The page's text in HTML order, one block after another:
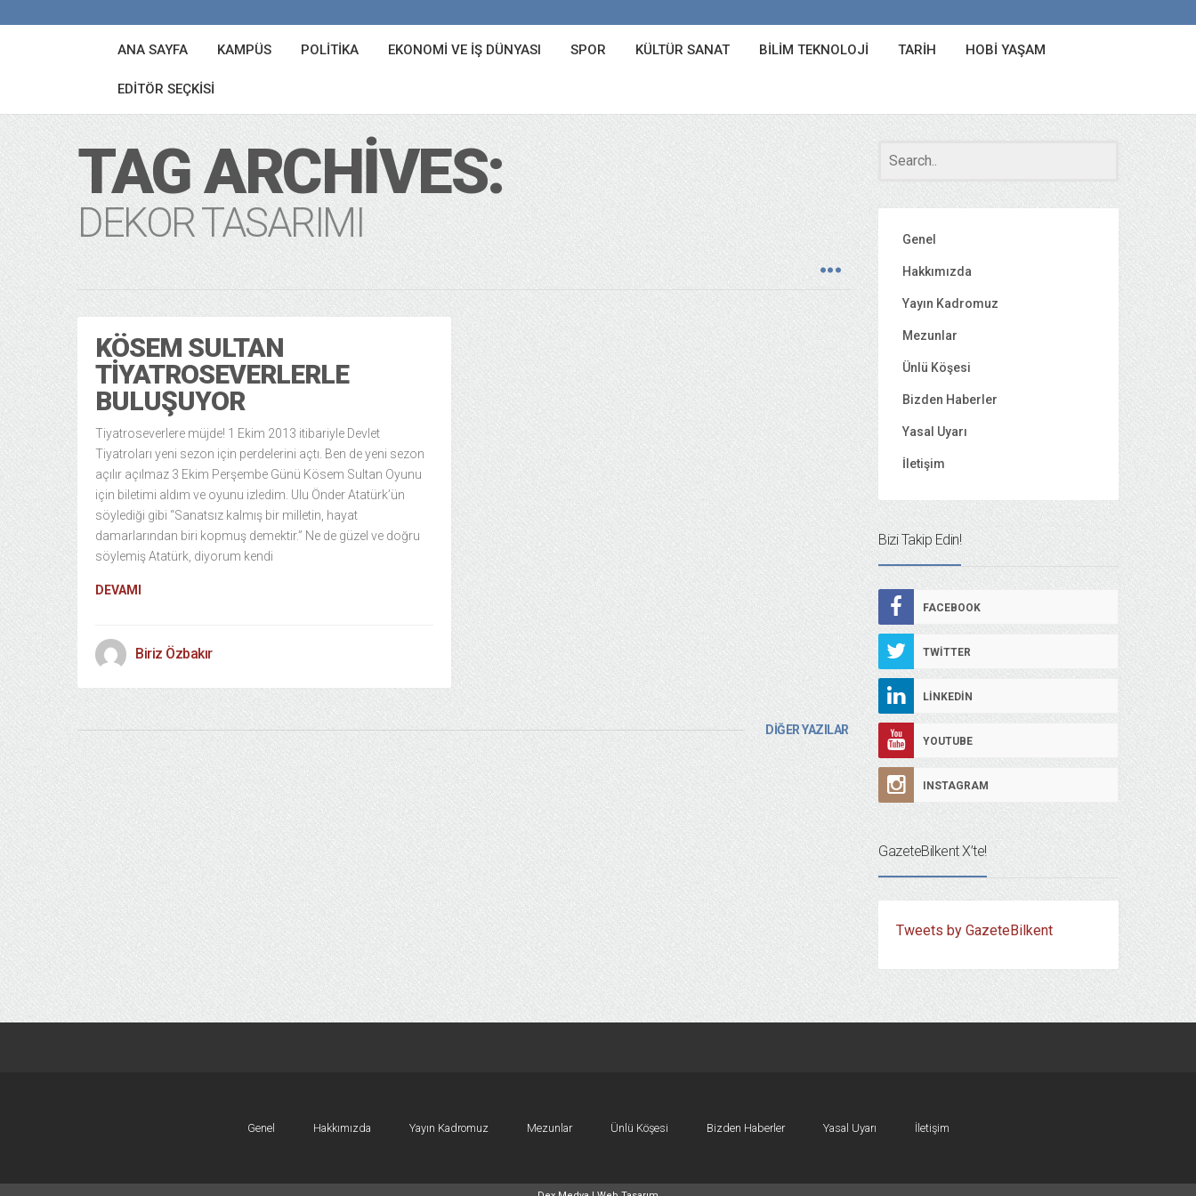
ANA SAYFA KAMPÜS POLITIKA EKONOMI VE İŞ DÜNYASI SPOR KÜLTÜR SANAT BILIM TEKNOLOJI TARIH HOBI YAŞAM
EDITÖR SEÇKISI
TAG ARCHIVES:
DEKOR TASARIMI
KÖSEM SULTAN
TIYATROSEVERLERLE
BULUŞUYOR
Tiyatroseverlere müjde! 1 Ekim 2013 itibariyle Devlet
Tiyatroları yeni sezon için perdelerini açtı. Ben de yeni sezon
açılır açılmaz 3 Ekim Perşembe Günü Kösem Sultan Oyunu
için biletimi aldım ve oyunu izledim. Ulu Önder Atatürk’ün
söylediği gibi “Sanatsız kalmış bir milletin, hayat
damarlarından biri kopmuş demektir.” Ne de güzel ve doğru
söylemiş Atatürk, diyorum kendi
DEVAMI
Biriz Özbakır
DİĞER YAZILAR
Genel
Hakkımızda
Yayın Kadromuz
Mezunlar
Ünlü Köşesi
Bizden Haberler
Yasal Uyarı
İletişim
Bizi Takip Edin!
FACEBOOK
TWITTER
LINKEDIN
YOUTUBE
INSTAGRAM
GazeteBilkent X’te!
Tweets by GazeteBilkent
Genel Hakkımızda Yayın Kadromuz Mezunlar Ünlü Köşesi Bizden Haberler Yasal Uyarı İletişim